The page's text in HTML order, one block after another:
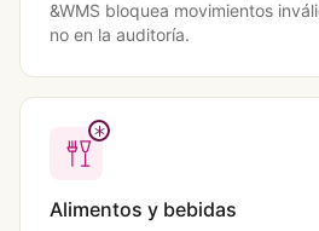
&WMS bloquea movimientos
no en la auditoría.
Alimentos y bebidas